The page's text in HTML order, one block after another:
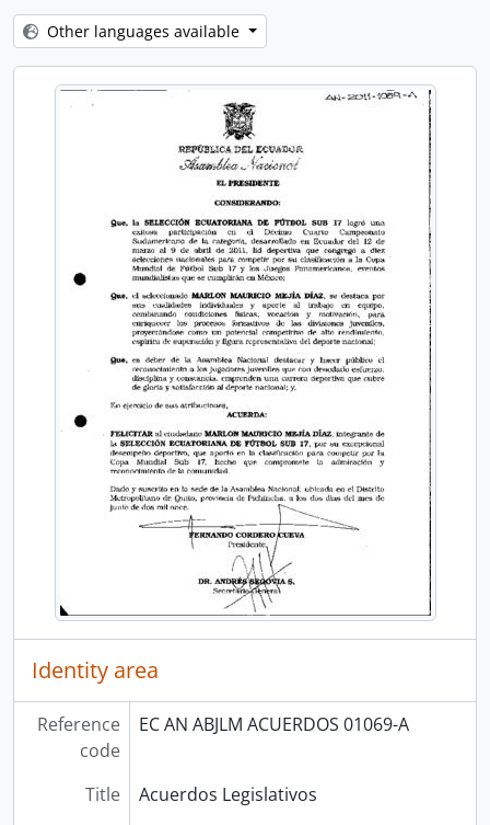
Other languages available
Identity area
Reference
code
EC AN ABJLM ACUERDOS 01069-A
Title
Acuerdos Legislativos